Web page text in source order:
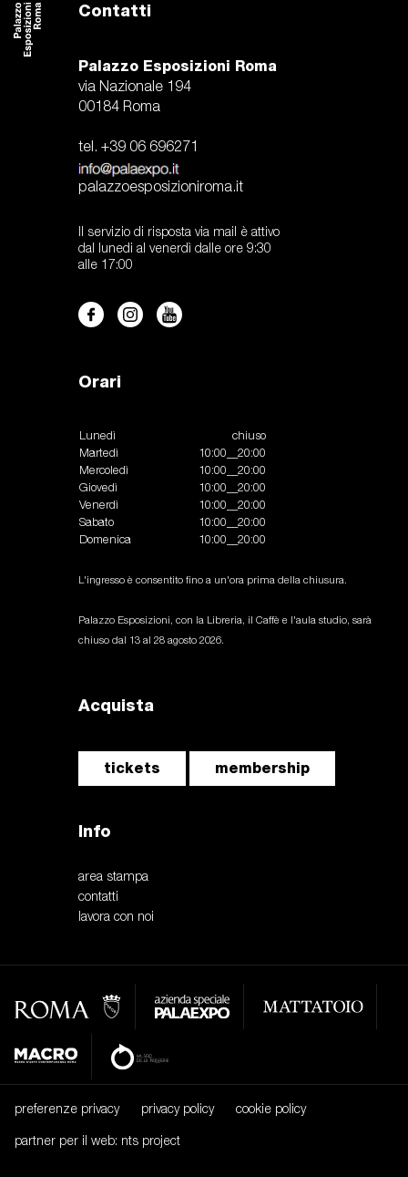
Contatti
Palazzo Esposizioni Roma
via Nazionale 194
00184 Roma
tel. +39 06 696271
palazzoesposizioniroma.it
Il servizio di risposta via mail è attivo
dal lunedi al venerdì dalle ore 9:30
alle 17:00
Orari
Lunedì
chiuso
Martedì
10:00__20:00
Mercoledì
10:00__20:00
Giovedì
10:00__20:00
Venerdì
10:00__20:00
Sabato
10:00__20:00
Domenica
10:00__20:00
L'ingresso è consentito fino a un'ora prima della chiusura.
Palazzo Esposizioni, con la Libreria, il Caffè e l'aula studio, sarà
chiuso dal 13 al 28 agosto 2026.
Acquista
tickets membership
Info
area stampa
contatti
lavora con noi
preferenze privacy privacy policy cookie policy
partner per il web: nts project